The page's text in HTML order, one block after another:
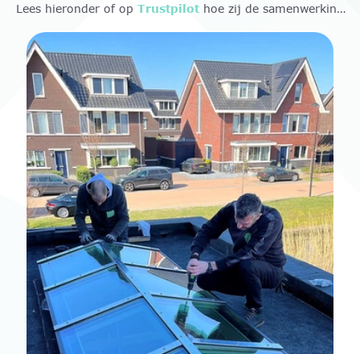
Lees hieronder of op Trustpilot hoe zij de samenwerking
ervaren